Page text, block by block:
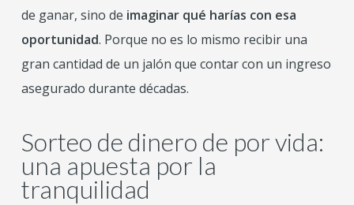
de ganar, sino de imaginar qué harías con esa
oportunidad. Porque no es lo mismo recibir una
gran cantidad de un jalón que contar con un ingreso
asegurado durante décadas.
Sorteo de dinero de por vida:
una apuesta por la
tranquilidad